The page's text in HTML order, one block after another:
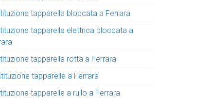
tapparella bloccata a Ferrara
tapparella elettrica bloccata a
tapparella rotta a Ferrara
tapparelle a Ferrara
tapparelle a rullo a Ferrara